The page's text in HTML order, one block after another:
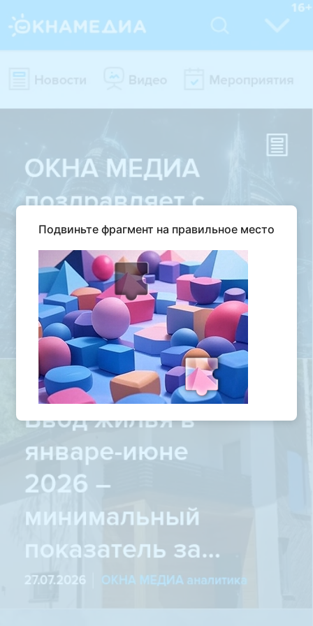
Подвиньте фрагмент на правильное место